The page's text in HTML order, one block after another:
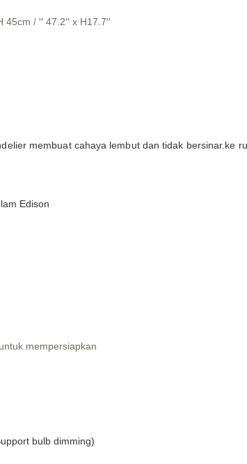
/ ′′ 47.2′′ x H17.7′′
membuat cahaya lembut dan tidak bersinar.ke
Edison
mempersiapkan
bulb dimming)